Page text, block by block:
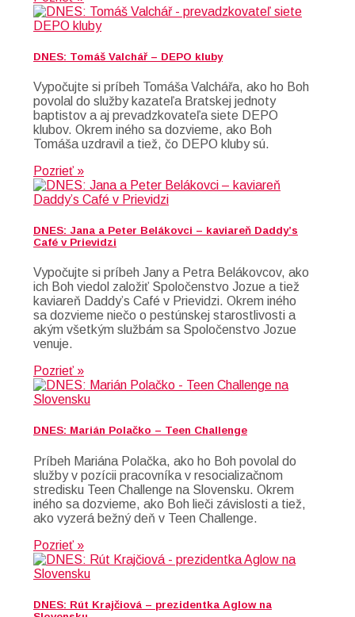
DNES: Tomáš Valchář – DEPO kluby
Vypočujte si príbeh Tomáša Valchářa, ako ho Boh
povolal do služby kazateľa Bratskej jednoty
baptistov a aj prevadzkovateľa siete DEPO
klubov. Okrem iného sa dozvieme, ako Boh
Tomáša uzdravil a tiež, čo DEPO kluby sú.
Pozrieť »
DNES: Jana a Peter Belákovci – kaviareň Daddy’s
Café v Prievidzi
Vypočujte si príbeh Jany a Petra Belákovcov, ako
ich Boh viedol založiť Spoločenstvo Jozue a tiež
kaviareň Daddy’s Café v Prievidzi. Okrem iného
sa dozvieme niečo o pestúnskej starostlivosti a
akým všetkým službám sa Spoločenstvo Jozue
venuje.
Pozrieť »
DNES: Marián Polačko – Teen Challenge
Príbeh Mariána Polačka, ako ho Boh povolal do
služby v pozícii pracovníka v resocializačnom
stredisku Teen Challenge na Slovensku. Okrem
iného sa dozvieme, ako Boh lieči závislosti a tiež,
ako vyzerá bežný deň v Teen Challenge.
Pozrieť »
DNES: Rút Krajčiová – prezidentka Aglow na